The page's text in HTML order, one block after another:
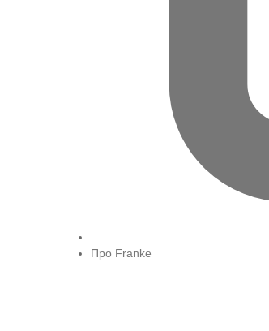
Про Franke